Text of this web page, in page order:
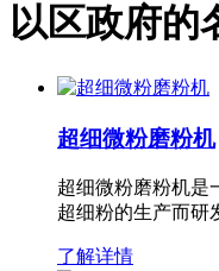
以区政府的
超细微粉磨粉机
超细微粉磨粉机是
超细粉的生产而
了解详情